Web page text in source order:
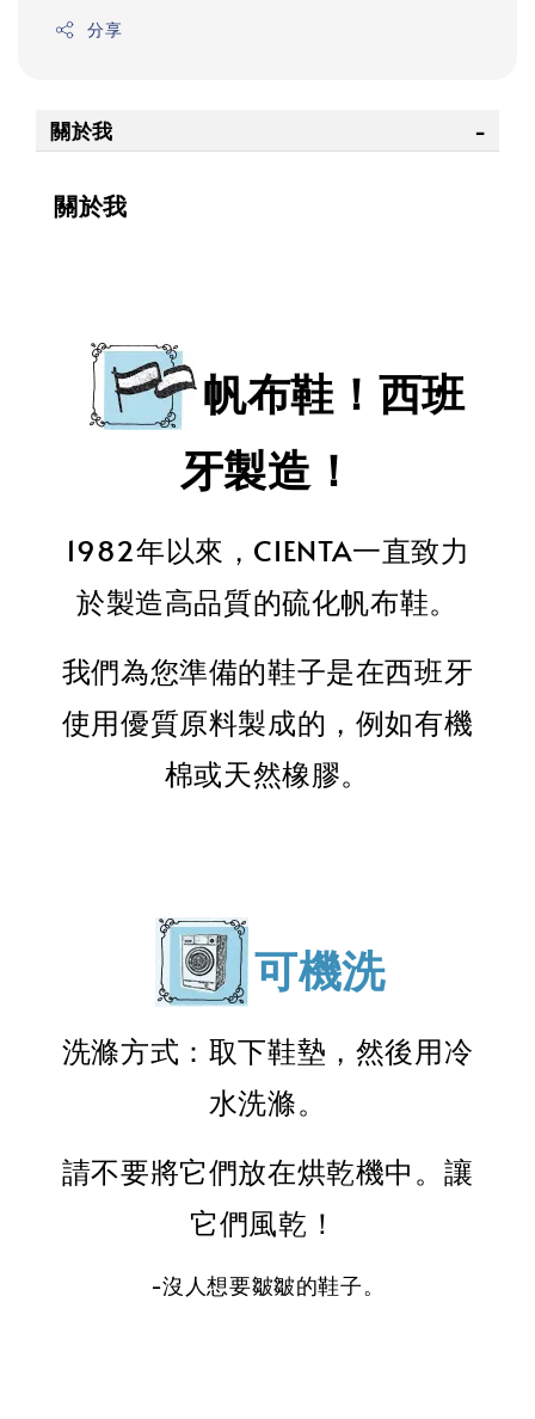
分享
關於我
關於我
帆布鞋！西班
牙製造！
1982年以來，CIENTA一直致力
於製造高品質的硫化帆布鞋。
我們為您準備的鞋子是在西班牙
使用優質原料製成的，例如有機
棉或天然橡膠。
可機洗
洗滌方式：取下鞋墊，然後用冷
水洗滌。
請不要將它們放在烘乾機中。讓
它們風乾！
-沒人想要皺皺的鞋子。